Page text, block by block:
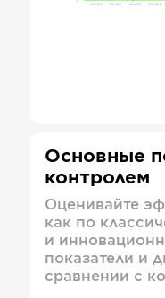
Основные
контролем
Оценивайте
как по
и
показатели и
сравнении с